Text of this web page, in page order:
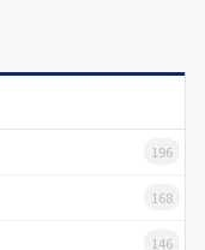
196
168
146